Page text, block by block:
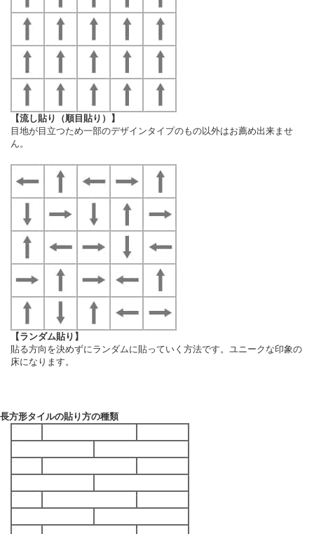
【流し貼り（順目貼り）】
目地が目立つため一部のデザインタイプのもの以外はお薦め出来ませ
ん。
【ランダム貼り】
貼る方向を決めずにランダムに貼っていく方法です。ユニークな印象の
床になります。
長方形タイルの貼り方の種類